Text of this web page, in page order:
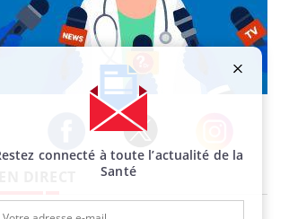
Facebook Twitter Instagram
connecté à toute l’actualité de la
Santé